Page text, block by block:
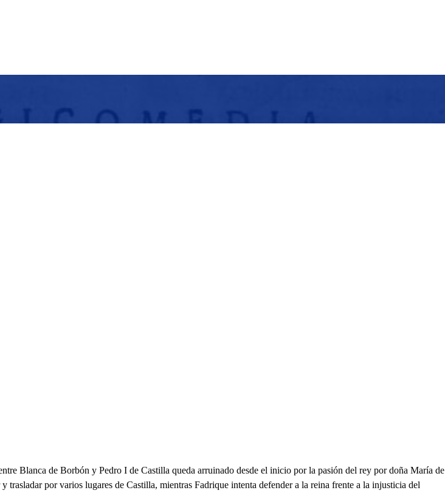
Blanca de Borbón y Pedro I de Castilla queda arruinado desde el inicio por la pasión del rey por doña María de
por varios lugares de Castilla, mientras Fadrique intenta defender a la reina frente a la injusticia del